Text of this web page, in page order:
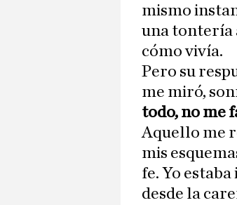
mismo
una tontería
cómo vivía.
Pero su
me miró,
todo, no me
Aquello me
mis
fe. Yo
desde la